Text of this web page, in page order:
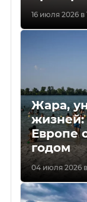
16 июля 2026 в
Жара,
жизней:
Европе
годом
04 июля 2026 в